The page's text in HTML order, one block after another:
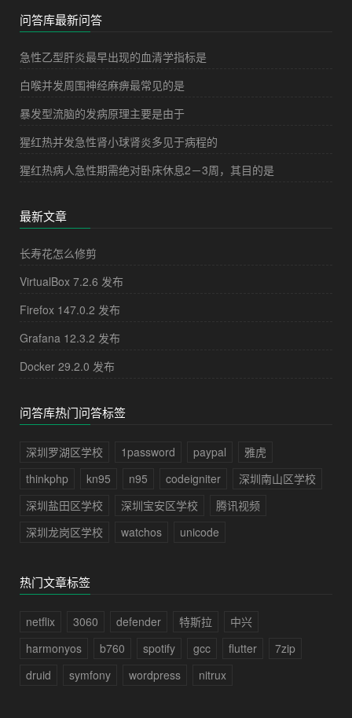
问答库最新问答
急性乙型肝炎最早出现的血清学指标是
白喉并发周围神经麻痹最常见的是
暴发型流脑的发病原理主要是由于
猩红热并发急性肾小球肾炎多见于病程的
猩红热病人急性期需绝对卧床休息2－3周，其目的是
最新文章
长寿花怎么修剪
VirtualBox 7.2.6 发布
Firefox 147.0.2 发布
Grafana 12.3.2 发布
Docker 29.2.0 发布
问答库热门问答标签
深圳罗湖区学校 1password paypal
雅虎
thinkphp
kn95 n95 codeigniter
深圳南山区学校
深圳盐田区学校
深圳宝安区学校
腾讯视频
深圳龙岗区学校
watchos unicode
热门文章标签
netflix 3060 defender 特斯拉
中兴
harmonyos
b760 spotify gcc flutter
7zip
druid
symfony wordpress nitrux